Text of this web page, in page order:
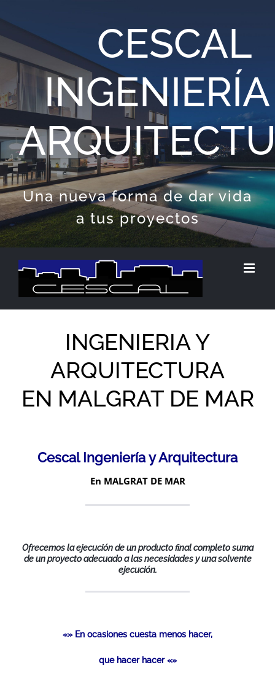
contenido
CESCAL
Una nueva forma de dar vida
a tus proyectos
INGENIERIA Y
ARQUITECTURA
EN MALGRAT DE MAR
Cescal Ingeniería y Arquitectura
En MALGRAT DE MAR
Ofrecemos la ejecución de un producto final completo suma
de un proyecto adecuado a las necesidades y una solvente
ejecución.
«» En ocasiones cuesta menos hacer,
que hacer hacer «»